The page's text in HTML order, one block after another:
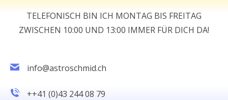
TELEFONISCH BIN ICH MONTAG BIS FREITAG
ZWISCHEN 10:00 UND 13:00 IMMER FÜR DICH DA!
info@astroschmid.ch
++41 (0)43 244 08 79